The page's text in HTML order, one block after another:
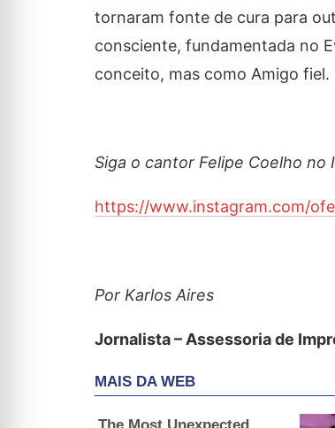
tornaram fonte de cura para
consciente, fundamentada no
conceito, mas como Amigo fiel.
Siga o cantor Felipe Coelho no
https://www.instagram.com/
Por Karlos Aires
Jornalista – Assessoria de